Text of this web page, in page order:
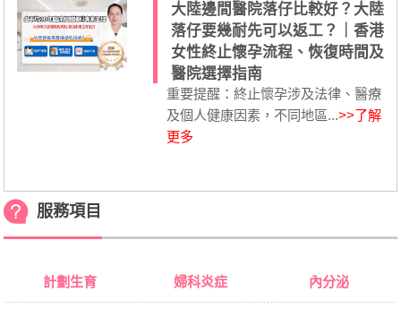
大陸邊間醫院落仔比較好？大陸
落仔要幾耐先可以返工？｜香港
女性終止懷孕流程、恢復時間及
醫院選擇指南
重要提醒：終止懷孕涉及法律、醫療
及個人健康因素，不同地區...>>了解
更多
服務項目
計劃生育 婦科炎症 內分泌